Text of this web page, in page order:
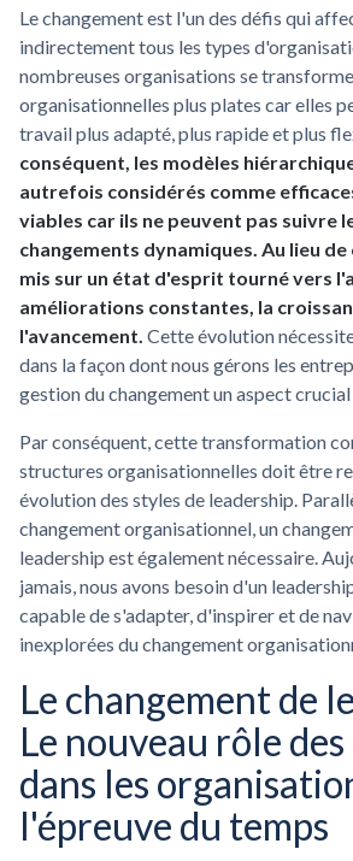
Le changement est l'un des défis qui
indirectement tous les types
nombreuses organisations se
organisationnelles plus plates car elles
travail plus adapté, plus rapide et plus
conséquent, les modèles
autrefois considérés comme
viables car ils ne peuvent pas suivre
changements dynamiques. Au lieu
mis sur un état d'esprit tourné vers
améliorations constantes, la
l'avancement. Cette évolution
dans la façon dont nous gérons les
gestion du changement un aspect
Par conséquent, cette transformation
structures organisationnelles doit être
évolution des styles de leadership.
changement organisationnel, un
leadership est également nécessaire.
jamais, nous avons besoin d'un
capable de s'adapter, d'inspirer et de
inexplorées du changement
Le changement de
Le nouveau rôle
dans les
l'épreuve du temps